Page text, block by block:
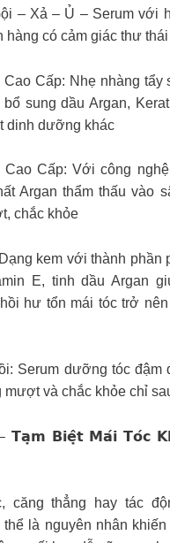
– Xả – Ủ – Serum với
hàng có cảm giác thư thái
Cấp: Nhẹ nhàng tẩy
sung dầu Argan,
dinh dưỡng khác
Cao Cấp: Với công
Argan thẩm thấu vào
chắc khỏe
kem với thành phần
E, tinh dầu Argan
hư tổn mái tóc trở
Serum dưỡng tóc đậm
mượt và chắc khỏe chỉ
𝗕𝗶𝗲̣̂𝘁 𝗠𝗮́𝗶 𝗧𝗼́𝗰
căng thẳng hay tác
là nguyên nhân khiến